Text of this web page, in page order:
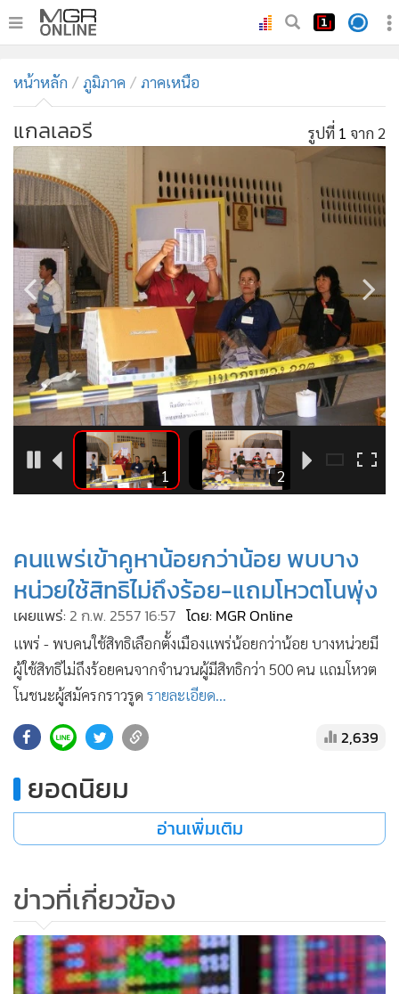
ทันเหตุการณ์
• ภาคใต้
• ภูมิภาค
• Online Section
• บันเทิง
•
ผู้จัดการรายวัน
คอลัมนิสต์
ละคร
• CbizReview
•
Cyber BIZ
• ผู้จัดกวน
• Good health & Well-being
• Green Innovation & SD
Management & HR
MGR Live
• ท่องเที่ยว
• กีฬา
• ต่างประเทศ
• Special Scoop
• เศรษฐกิจ-ธุรกิจ
• จีน
• ชุมชน-คุณภาพชีวิต
•
Motoring
• เกม
• วิทยาศาสตร์
• หุ้น
• อินโดจีน
• กองทุนรวม
• Celeb Online
คนแพร่เข้าคูหาน้อยกว่าน้อย พบบาง
หน่วยใช้สิทธิไม่ถึงร้อย-แถมโหวตโนพุ่ง
เผยแพร่: 2 ก.พ. 2557 16:57 โดย: MGR Online
แพร่ - พบคนใช้สิทธิเลือกตั้งเมืองแพร่น้อยกว่าน้อย บางหน่วยมี
ผู้ใช้สิทธิไม่ถึงร้อยคนจากจำนวนผู้มีสิทธิกว่า 500 คน แถมโหวต
โนชนะผู้สมัครกราวรูด รายละเอียด...
2,639
ยอดนิยม
อ่านเพิ่มเติม
ข่าวที่เกี่ยวข้อง
หน้าหลัก ภูมิภาค ภาคเหนือ
แกลเลอรี รูปที่ 1 จาก 2
1 2